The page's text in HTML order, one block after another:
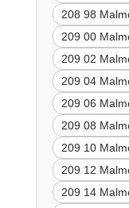
208 98
209 00
209 02
209 04
209 06
209 08
209 10
209 12
209 14